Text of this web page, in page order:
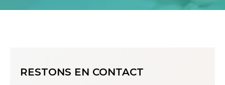
RESTONS EN CONTACT